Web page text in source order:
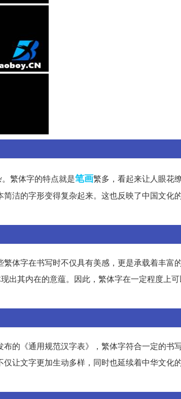
繁体字的特点就是笔画繁多，看起来让人眼花
洁的字形变得复杂起来。这也反映了中国文化
体字在书写时不仅具有美感，更是承载着丰富
出其内在的意蕴。因此，繁体字在一定程度上
的《通用规范汉字表》，繁体字符合一定的书
让文字更加生动多样，同时也延续着中华文化